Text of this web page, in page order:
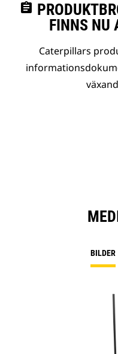
assignment
FINNS NU
Caterpillars
BILDER